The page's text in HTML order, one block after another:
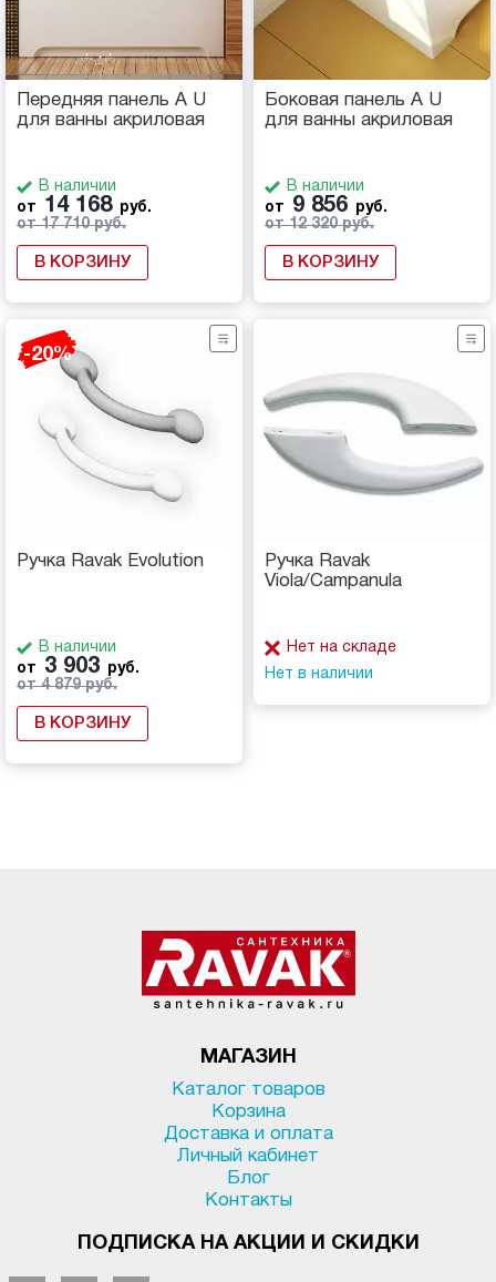
Передняя панель A U
для ванны акриловая
В наличии
от
14 168
руб.
от 17 710 руб.
В КОРЗИНУ
Боковая панель A U
для ванны акриловая
В наличии
от
9 856
руб.
от 12 320 руб.
В КОРЗИНУ
-20%
Ручка Ravak Evolution
В наличии
от
3 903
руб.
от 4 879 руб.
В КОРЗИНУ
Ручка Ravak
Viola/Campanula
Нет на складе
Нет в наличии
МАГАЗИН
Каталог товаров
Корзина
Доставка и оплата
Личный кабинет
Блог
Контакты
ПОДПИСКА НА АКЦИИ И СКИДКИ